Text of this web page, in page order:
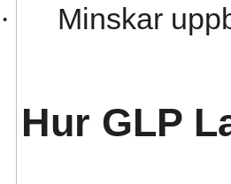
· Minskar
Hur GLP